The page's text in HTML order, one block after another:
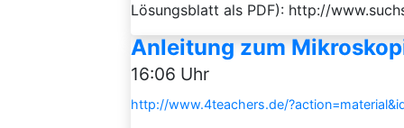
Lösungsblatt als PDF): http://
Anleitung zum
16:06 Uhr
http://www.4teachers.de/